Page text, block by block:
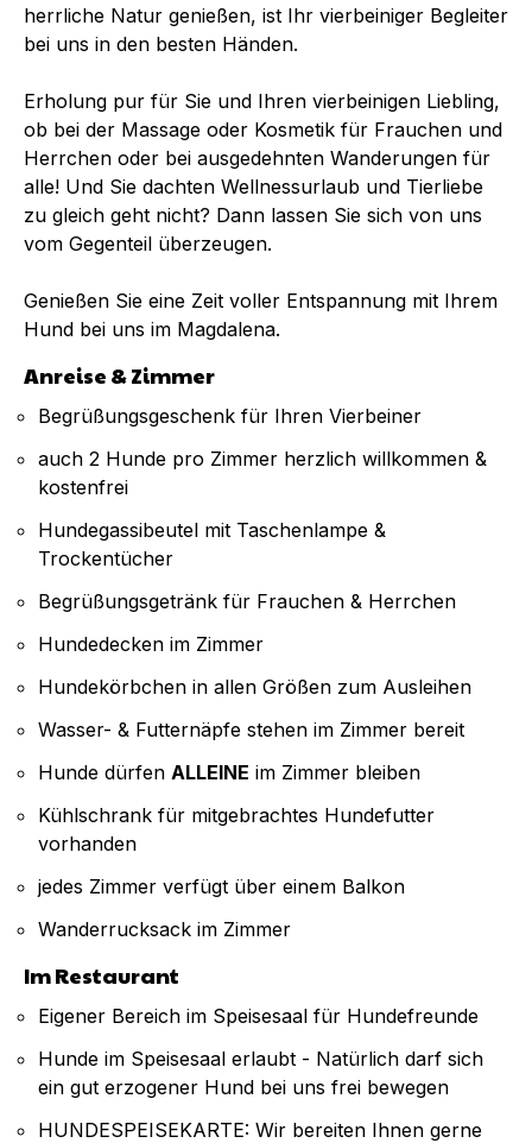
herrliche Natur genießen, ist Ihr vierbeiniger Begleiter
bei uns in den besten Händen.
Erholung pur für Sie und Ihren vierbeinigen Liebling,
ob bei der Massage oder Kosmetik für Frauchen und
Herrchen oder bei ausgedehnten Wanderungen für
alle! Und Sie dachten Wellnessurlaub und Tierliebe
zu gleich geht nicht? Dann lassen Sie sich von uns
vom Gegenteil überzeugen.
Genießen Sie eine Zeit voller Entspannung mit Ihrem
Hund bei uns im Magdalena.
Anreise & Zimmer
Begrüßungsgeschenk für Ihren Vierbeiner
auch 2 Hunde pro Zimmer herzlich willkommen &
kostenfrei
Hundegassibeutel mit Taschenlampe &
Trockentücher
Begrüßungsgetränk für Frauchen & Herrchen
Hundedecken im Zimmer
Hundekörbchen in allen Größen zum Ausleihen
Wasser- & Futternäpfe stehen im Zimmer bereit
Hunde dürfen ALLEINE im Zimmer bleiben
Kühlschrank für mitgebrachtes Hundefutter
vorhanden
jedes Zimmer verfügt über einem Balkon
Wanderrucksack im Zimmer
Im Restaurant
Eigener Bereich im Speisesaal für Hundefreunde
Hunde im Speisesaal erlaubt - Natürlich darf sich
ein gut erzogener Hund bei uns frei bewegen
HUNDESPEISEKARTE: Wir bereiten Ihnen gerne